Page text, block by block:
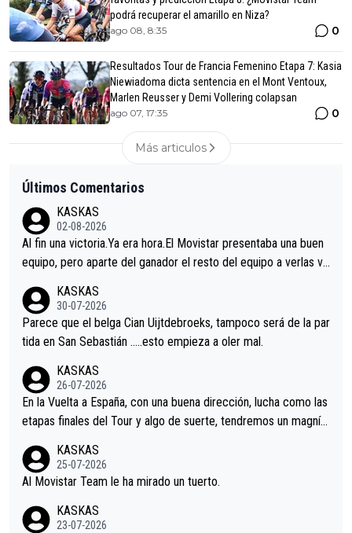
podrá recuperar el amarillo en Niza?
ago 08, 8:35 0
Resultados Tour de Francia Femenino Etapa 7: Kasia
Niewiadoma dicta sentencia en el Mont Ventoux,
Marlen Reusser y Demi Vollering colapsan
ago 07, 17:35 0
Más articulos
Últimos Comentarios
KASKAS
02-08-2026
Al fin una victoria.Ya era hora.El Movistar presentaba una buen
equipo, pero aparte del ganador el resto del equipo a verlas ve
s.La única buena noticia es la mejoría de Enric Más en San Seb
astian.Si en la Vuelta a Burgos sigue la mejoría, podríamos ten
er alguna sorpresa en la Vuelta.Ojalá.
KASKAS
30-07-2026
Parece que el belga Cian Uijtdebroeks, tampoco será de la par
tida en San Sebastián …..esto empieza a oler mal.
KASKAS
26-07-2026
En la Vuelta a España, con una buena dirección, lucha como las
etapas finales del Tour y algo de suerte, tendremos un magnífi
KASKAS
25-07-2026
Al Movistar Team le ha mirado un tuerto.
KASKAS
23-07-2026